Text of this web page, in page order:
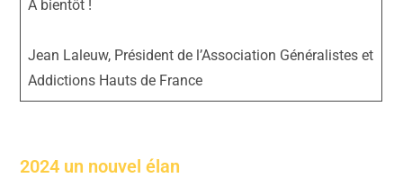
A bientôt !
Jean Laleuw, Président de l’Association Généralistes et
Addictions Hauts de France
2024 un nouvel élan